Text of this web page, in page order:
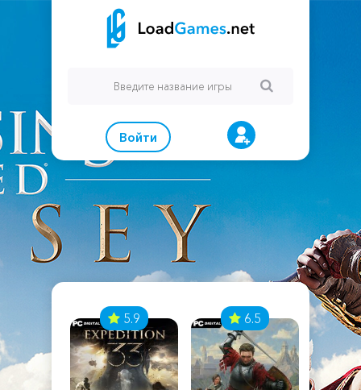
Войти
5.9 6.5